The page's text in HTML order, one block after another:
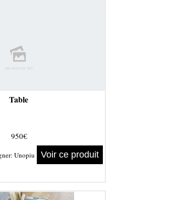
Table
950€
Unopiu Voir ce produit